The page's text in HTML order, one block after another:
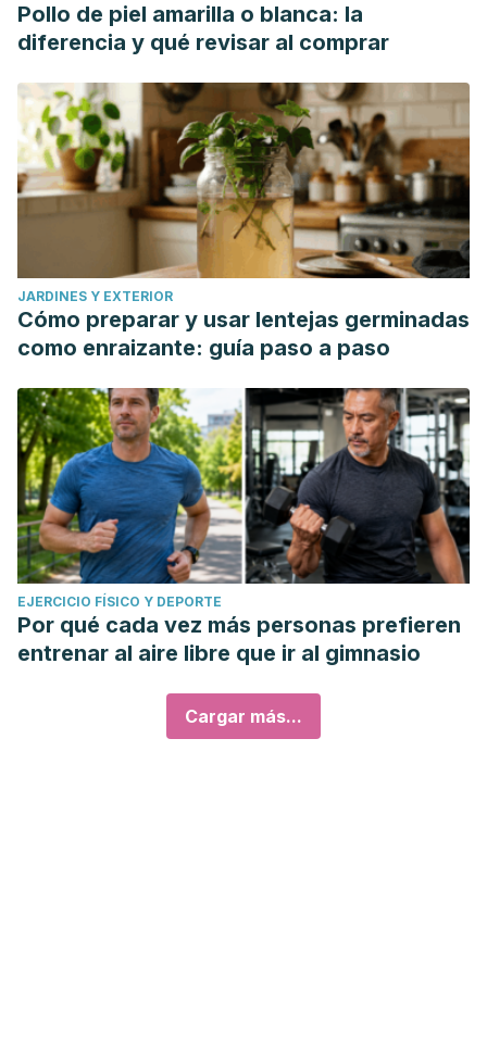
Pollo de piel amarilla o blanca: la
diferencia y qué revisar al comprar
JARDINES Y EXTERIOR
Cómo preparar y usar lentejas germinadas
como enraizante: guía paso a paso
EJERCICIO FÍSICO Y DEPORTE
Por qué cada vez más personas prefieren
entrenar al aire libre que ir al gimnasio
Cargar más...